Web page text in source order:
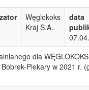
Węglokoks
Kraj S.A.
data
dla WĘGLOKOKS
Piekary w 2021 r.